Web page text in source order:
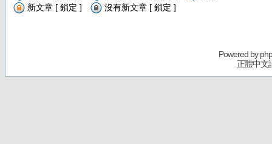
新文章 [ 鎖定 ]
沒有新文章 [ 鎖定 ]
Powered by
正體中文